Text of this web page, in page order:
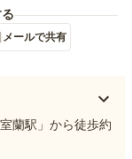
メールで共有
蘭駅」から徒歩約